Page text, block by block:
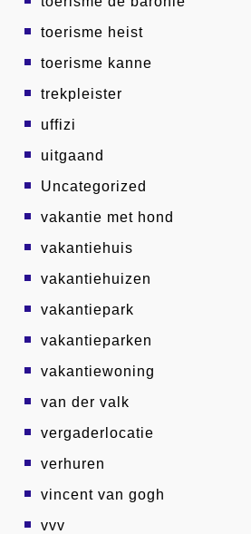
toerisme heist
toerisme kanne
trekpleister
uffizi
uitgaand
Uncategorized
vakantie met hond
vakantiehuis
vakantiehuizen
vakantiepark
vakantieparken
vakantiewoning
van der valk
vergaderlocatie
verhuren
vincent van gogh
vvv